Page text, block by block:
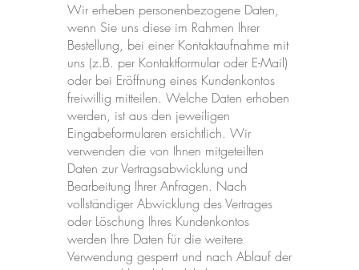
Wir erheben personenbezogene Daten,
wenn Sie uns diese im Rahmen Ihrer
Bestellung, bei einer Kontaktaufnahme mit
uns (z.B. per Kontaktformular oder E-Mail)
oder bei Eröffnung eines Kundenkontos
freiwillig mitteilen. Welche Daten erhoben
werden, ist aus den jeweiligen
Eingabeformularen ersichtlich. Wir
verwenden die von Ihnen mitgeteilten
Daten zur Vertragsabwicklung und
Bearbeitung Ihrer Anfragen. Nach
vollständiger Abwicklung des Vertrages
oder Löschung Ihres Kundenkontos
werden Ihre Daten für die weitere
Verwendung gesperrt und nach Ablauf der